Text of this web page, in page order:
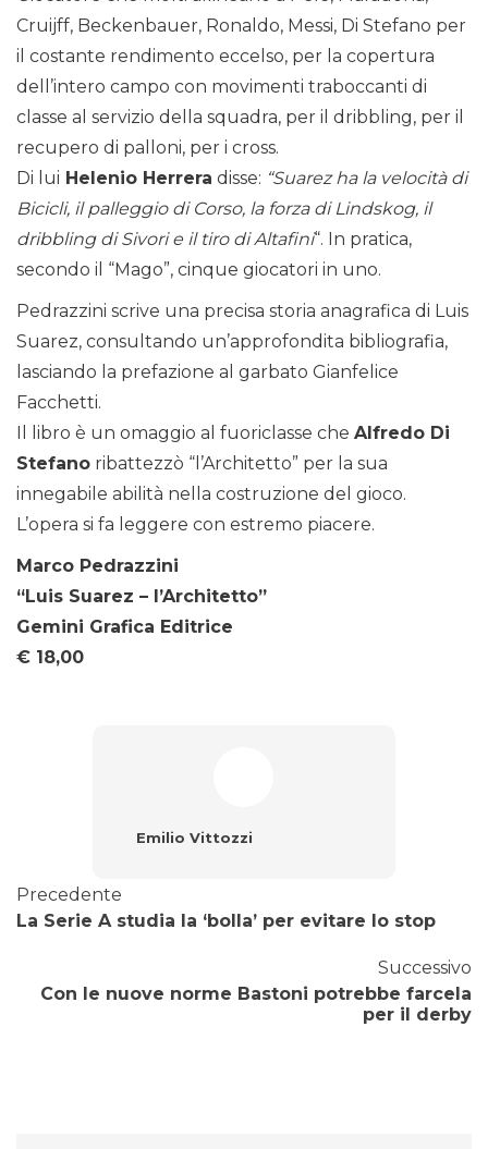
Cruijff, Beckenbauer, Ronaldo, Messi, Di Stefano per
il costante rendimento eccelso, per la copertura
dell’intero campo con movimenti traboccanti di
classe al servizio della squadra, per il dribbling, per il
recupero di palloni, per i cross.
Di lui Helenio Herrera disse: “Suarez ha la velocità di
Bicicli, il palleggio di Corso, la forza di Lindskog, il
dribbling di Sivori e il tiro di Altafini“. In pratica,
secondo il “Mago”, cinque giocatori in uno.
Pedrazzini scrive una precisa storia anagrafica di Luis
Suarez, consultando un’approfondita bibliografia,
lasciando la prefazione al garbato Gianfelice
Facchetti.
Il libro è un omaggio al fuoriclasse che Alfredo Di
Stefano ribattezzò “l’Architetto” per la sua
innegabile abilità nella costruzione del gioco.
L’opera si fa leggere con estremo piacere.
Marco Pedrazzini
“Luis Suarez – l’Architetto”
Gemini Grafica Editrice
€ 18,00
Emilio Vittozzi
Precedente
La Serie A studia la ‘bolla’ per evitare lo stop
Successivo
Con le nuove norme Bastoni potrebbe farcela
per il derby